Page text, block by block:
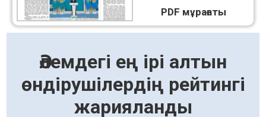
PDF мұрағаты
Әлемдегі ең ірі алтын
өндірушілердің рейтингі
жарияланды